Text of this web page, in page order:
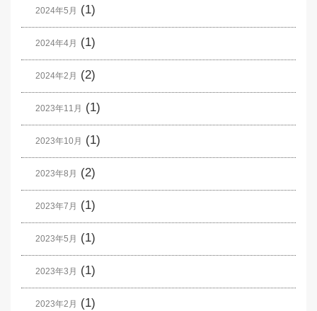
2024年5月 (1)
2024年4月 (1)
2024年2月 (2)
2023年11月 (1)
2023年10月 (1)
2023年8月 (2)
2023年7月 (1)
2023年5月 (1)
2023年3月 (1)
2023年2月 (1)